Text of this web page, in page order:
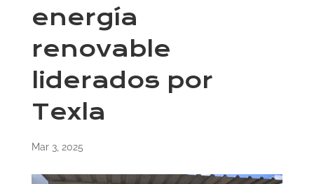
energía
renovable
liderados por
Texla
Mar 3, 2025